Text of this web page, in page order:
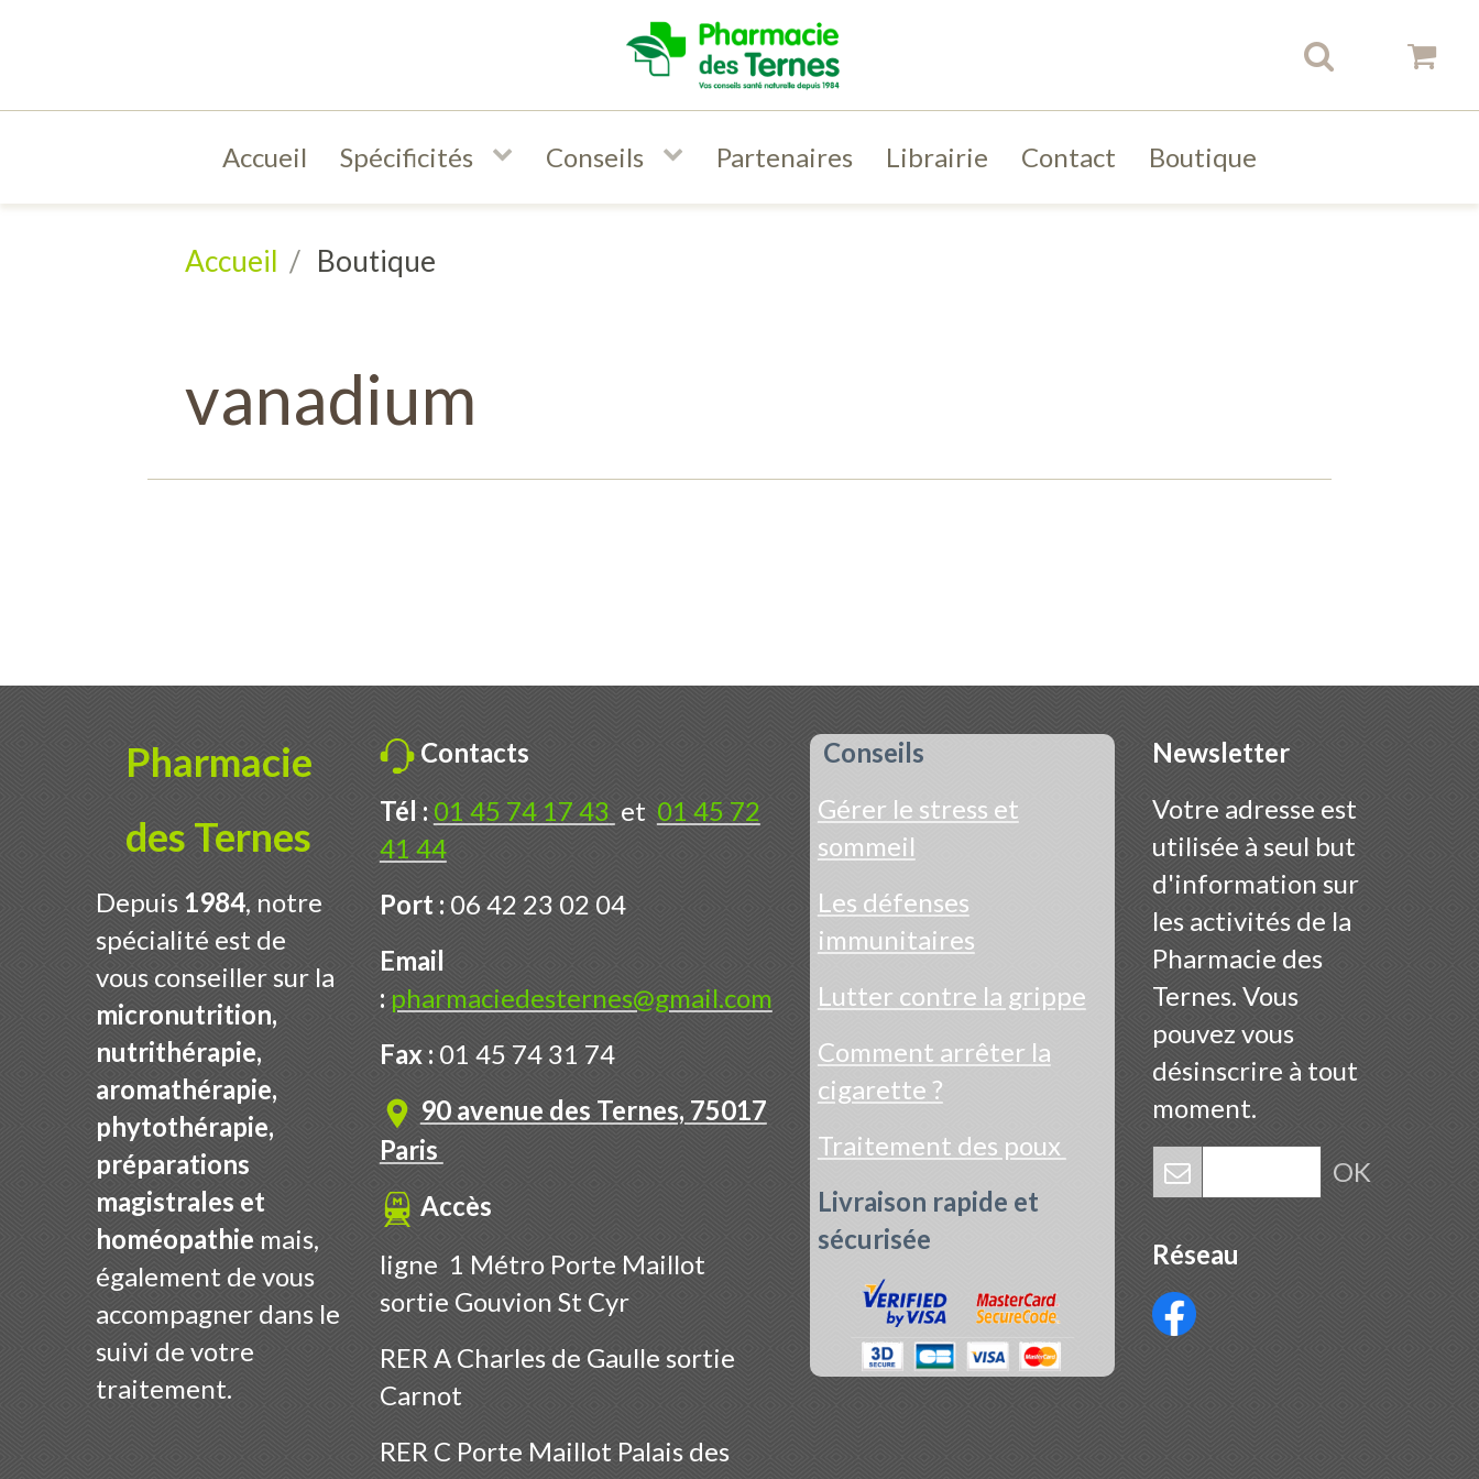
Accueil Spécificités Conseils Partenaires Librairie Contact Boutique
Accueil Boutique
vanadium
Pharmacie
des Ternes
Depuis 1984, notre
spécialité est de
vous conseiller sur la
micronutrition,
nutrithérapie,
aromathérapie,
phytothérapie,
préparations
magistrales et
homéopathie mais,
également de vous
accompagner dans le
suivi de votre
traitement.
Contacts
Tél : 01 45 74 17 43 et 01 45 72
41 44
Port : 06 42 23 02 04
Email
: pharmaciedesternes@gmail.com
Fax : 01 45 74 31 74
90 avenue des Ternes, 75017
Paris
Accès
ligne 1 Métro Porte Maillot
sortie Gouvion St Cyr
RER A Charles de Gaulle sortie
Carnot
RER C Porte Maillot Palais des
Conseils
Gérer le stress et
sommeil
Les défenses
immunitaires
Lutter contre la grippe
Comment arrêter la
cigarette ?
Traitement des poux
Livraison rapide et
sécurisée
Newsletter
Votre adresse est
utilisée à seul but
d'information sur
les activités de la
Pharmacie des
Ternes. Vous
pouvez vous
désinscrire à tout
moment.
OK
Réseau